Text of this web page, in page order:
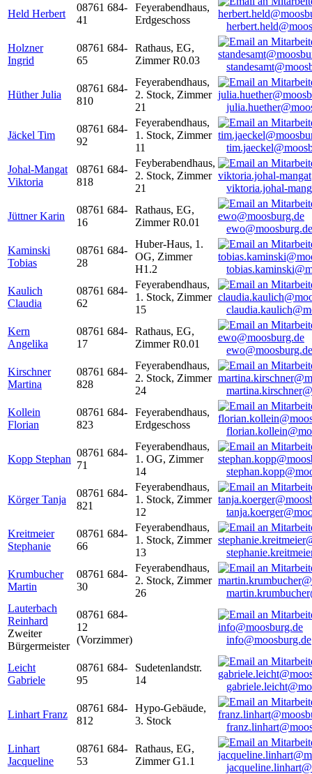
Held Herbert
08761 684-
41
Feyerabendhaus,
Erdgeschoss
Holzner
Ingrid
08761 684-
65
Rathaus, EG,
Zimmer R0.03
Hüther Julia
08761 684-
810
Feyerabendhaus,
2. Stock, Zimmer
21
Jäckel Tim
08761 684-
92
Feyerabendhaus,
1. Stock, Zimmer
11
Johal-Mangat
Viktoria
08761 684-
818
Feyberabendhaus,
2. Stock, Zimmer
21
viktoria.johal-
Jüttner Karin
08761 684-
16
Rathaus, EG,
Zimmer R0.01
ewo@moosburg.de
Kaminski
Tobias
08761 684-
28
Huber-Haus, 1.
OG, Zimmer
H1.2
Kaulich
Claudia
08761 684-
62
Feyerabendhaus,
1. Stock, Zimmer
15
Kern
Angelika
08761 684-
17
Rathaus, EG,
Zimmer R0.01
ewo@moosburg.de
Kirschner
Martina
08761 684-
828
Feyerabendhaus,
2. Stock, Zimmer
24
Kollein
Florian
08761 684-
823
Feyerabendhaus,
Erdgeschoss
Kopp Stephan
08761 684-
71
Feyerabendhaus,
1. OG, Zimmer
14
Körger Tanja
08761 684-
821
Feyerabendhaus,
1. Stock, Zimmer
12
Kreitmeier
Stephanie
08761 684-
66
Feyerabendhaus,
1. Stock, Zimmer
13
Krumbucher
Martin
08761 684-
30
Feyerabendhaus,
2. Stock, Zimmer
26
Lauterbach
Reinhard
Zweiter
Bürgermeister
08761 684-
12
(Vorzimmer)
info@moosburg.de
Leicht
Gabriele
08761 684-
95
Sudetenlandstr.
14
Linhart Franz
08761 684-
812
Hypo-Gebäude,
3. Stock
Linhart
Jacqueline
08761 684-
53
Rathaus, EG,
Zimmer G1.1